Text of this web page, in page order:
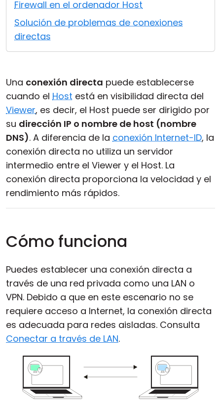
Firewall en el ordenador Host
Solución de problemas de conexiones
directas
Una conexión directa puede establecerse
cuando el Host está en visibilidad directa del
Viewer, es decir, el Host puede ser dirigido por
su dirección IP o nombre de host (nombre
DNS). A diferencia de la conexión Internet-ID, la
conexión directa no utiliza un servidor
intermedio entre el Viewer y el Host. La
conexión directa proporciona la velocidad y el
rendimiento más rápidos.
Cómo funciona
Puedes establecer una conexión directa a
través de una red privada como una LAN o
VPN. Debido a que en este escenario no se
requiere acceso a Internet, la conexión directa
es adecuada para redes aisladas. Consulta
Conectar a través de LAN.
Nube y local